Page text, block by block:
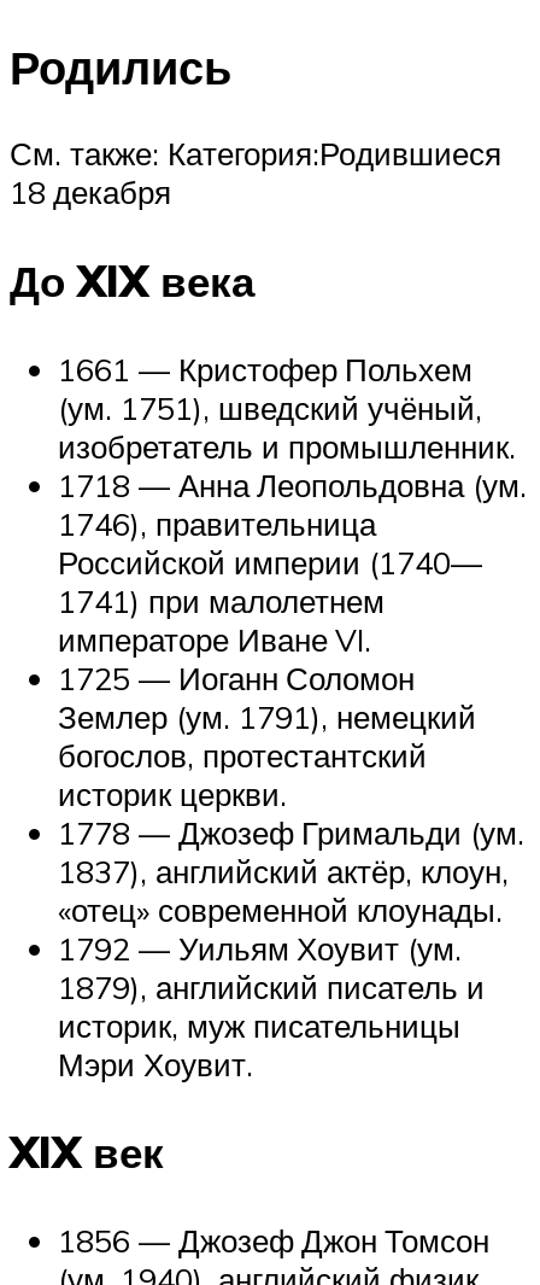
Родились
См. также: Ка­те­го­рия:Ро­див­ши­е­ся
18 де­каб­ря
До XIX века
1661 — Кристофер Польхем
(ум. 1751), шведский учёный,
изобретатель и промышленник.
1718 — Анна Леопольдовна (ум.
1746), правительница
Российской империи (1740—
1741) при малолетнем
императоре Иване VI.
1725 — Иоганн Соломон
Землер (ум. 1791), немецкий
богослов, протестантский
историк церкви.
1778 — Джозеф Гримальди (ум.
1837), английский актёр, клоун,
«отец» современной клоунады.
1792 — Уильям Хоувит (ум.
1879), английский писатель и
историк, муж писательницы
Мэри Хоувит.
XIX век
1856 — Джозеф Джон Томсон